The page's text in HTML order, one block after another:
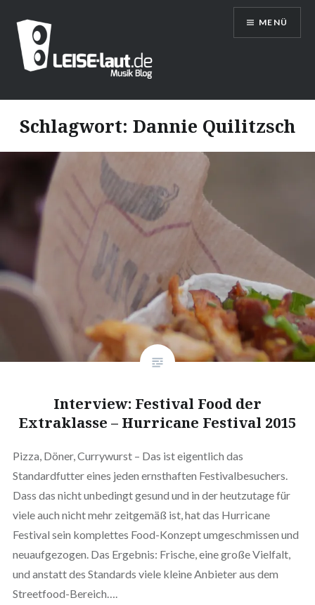
zum
Inhalt
LEISE/laut – Musik Blog
MENÜ
Schlagwort: Dannie Quilitzsch
Interview: Festival Food der
Extraklasse – Hurricane Festival 2015
Pizza, Döner, Currywurst – Das ist eigentlich das
Standardfutter eines jeden ernsthaften Festivalbesuchers.
Dass das nicht unbedingt gesund und in der heutzutage für
viele auch nicht mehr zeitgemäß ist, hat das Hurricane
Festival sein komplettes Food-Konzept umgeschmissen und
neuaufgezogen. Das Ergebnis: Frische, eine große Vielfalt,
und anstatt des Standards viele kleine Anbieter aus dem
Streetfood-Bereich….